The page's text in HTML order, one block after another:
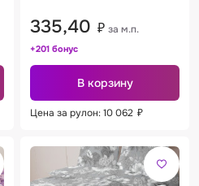
335,40 ₽ за м.п.
+201 бонус
В корзину
Цена за рулон: 10 062 ₽